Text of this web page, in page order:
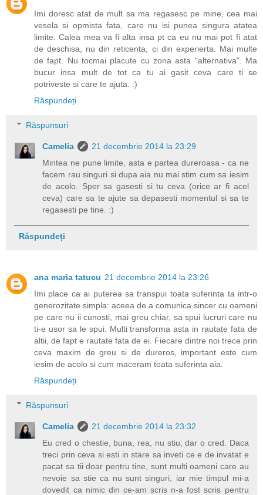
Imi doresc atat de mult sa ma regasesc pe mine, cea mai
vesela si opmista fata, care nu isi punea singura atatea
limite. Calea mea va fi alta insa pt ca eu nu mai pot fi atat
de deschisa, nu din reticenta, ci din experierta. Mai multe
de fapt. Nu tocmai placute cu zona asta "alternativa". Ma
bucur insa mult de tot ca tu ai gasit ceva care ti se
potriveste si care te ajuta. :)
Răspundeți
Răspunsuri
Camelia
21 decembrie 2014 la 23:29
Mintea ne pune limite, asta e partea dureroasa - ca ne
facem rau singuri si dupa aia nu mai stim cum sa iesim
de acolo. Sper sa gasesti si tu ceva (orice ar fi acel
ceva) care sa te ajute sa depasesti momentul si sa te
regasesti pe tine. :)
Răspundeți
ana maria tatucu 21 decembrie 2014 la 23:26
Imi place ca ai puterea sa transpui toata suferinta ta intr-o
generozitate simpla: aceea de a comunica sincer cu oameni
pe care nu ii cunosti, mai greu chiar, sa spui lucruri care nu
ti-e usor sa le spui. Multi transforma asta in rautate fata de
altii, de fapt e rautate fata de ei. Fiecare dintre noi trece prin
ceva maxim de greu si de dureros, important este cum
iesim de acolo si cum maceram toata suferinta aia.
Răspundeți
Răspunsuri
Camelia
21 decembrie 2014 la 23:32
Eu cred o chestie, buna, rea, nu stiu, dar o cred. Daca
treci prin ceva si esti in stare sa inveti ce e de invatat e
pacat sa tii doar pentru tine, sunt multi oameni care au
nevoie sa stie ca nu sunt singuri, iar mie timpul mi-a
dovedit ca nimic din ce-am scris n-a fost scris pentru